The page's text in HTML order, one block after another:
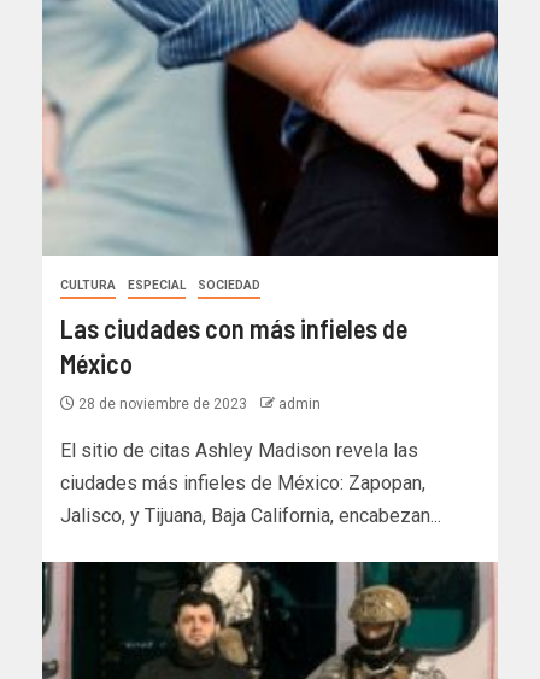
CULTURA ESPECIAL SOCIEDAD
Las ciudades con más infieles de
México
28 de noviembre de 2023 admin
El sitio de citas Ashley Madison revela las
ciudades más infieles de México: Zapopan,
Jalisco, y Tijuana, Baja California, encabezan...